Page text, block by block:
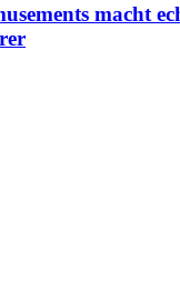
macht